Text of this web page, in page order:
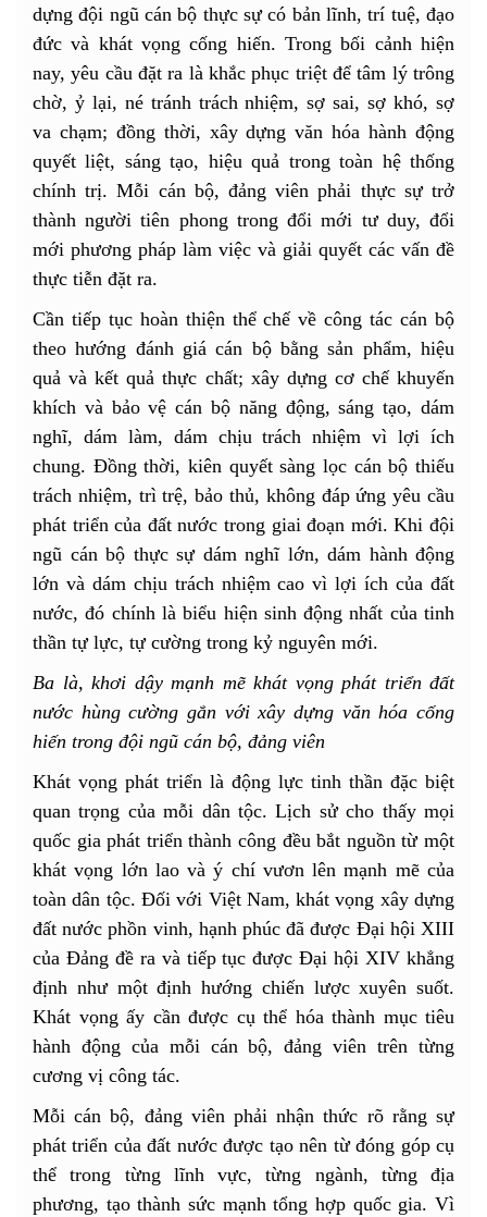
dựng đội ngũ cán bộ thực sự có bản lĩnh, trí tuệ, đạo
đức và khát vọng cống hiến. Trong bối cảnh hiện
nay, yêu cầu đặt ra là khắc phục triệt để tâm lý trông
chờ, ỷ lại, né tránh trách nhiệm, sợ sai, sợ khó, sợ
va chạm; đồng thời, xây dựng văn hóa hành động
quyết liệt, sáng tạo, hiệu quả trong toàn hệ thống
chính trị. Mỗi cán bộ, đảng viên phải thực sự trở
thành người tiên phong trong đổi mới tư duy, đổi
mới phương pháp làm việc và giải quyết các vấn đề
thực tiễn đặt ra.
Cần tiếp tục hoàn thiện thể chế về công tác cán bộ
theo hướng đánh giá cán bộ bằng sản phẩm, hiệu
quả và kết quả thực chất; xây dựng cơ chế khuyến
khích và bảo vệ cán bộ năng động, sáng tạo, dám
nghĩ, dám làm, dám chịu trách nhiệm vì lợi ích
chung. Đồng thời, kiên quyết sàng lọc cán bộ thiếu
trách nhiệm, trì trệ, bảo thủ, không đáp ứng yêu cầu
phát triển của đất nước trong giai đoạn mới. Khi đội
ngũ cán bộ thực sự dám nghĩ lớn, dám hành động
lớn và dám chịu trách nhiệm cao vì lợi ích của đất
nước, đó chính là biểu hiện sinh động nhất của tinh
thần tự lực, tự cường trong kỷ nguyên mới.
Ba là, khơi dậy mạnh mẽ khát vọng phát triển đất
nước hùng cường gắn với xây dựng văn hóa cống
hiến trong đội ngũ cán bộ, đảng viên
Khát vọng phát triển là động lực tinh thần đặc biệt
quan trọng của mỗi dân tộc. Lịch sử cho thấy mọi
quốc gia phát triển thành công đều bắt nguồn từ một
khát vọng lớn lao và ý chí vươn lên mạnh mẽ của
toàn dân tộc. Đối với Việt Nam, khát vọng xây dựng
đất nước phồn vinh, hạnh phúc đã được Đại hội XIII
của Đảng đề ra và tiếp tục được Đại hội XIV khẳng
định như một định hướng chiến lược xuyên suốt.
Khát vọng ấy cần được cụ thể hóa thành mục tiêu
hành động của mỗi cán bộ, đảng viên trên từng
cương vị công tác.
Mỗi cán bộ, đảng viên phải nhận thức rõ rằng sự
phát triển của đất nước được tạo nên từ đóng góp cụ
thể trong từng lĩnh vực, từng ngành, từng địa
phương, tạo thành sức mạnh tổng hợp quốc gia. Vì